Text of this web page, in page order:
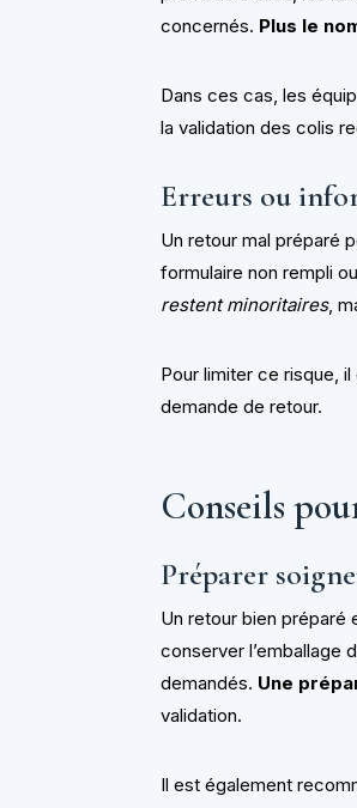
concernés. Plus le
Dans ces cas, les
la validation des colis
Erreurs ou
Un retour mal préparé
formulaire non rempli
restent minoritaires,
Pour limiter ce risque,
demande de retour.
Conseils
Préparer
Un retour bien préparé
conserver l’emballage
demandés. Une
validation.
Il est également